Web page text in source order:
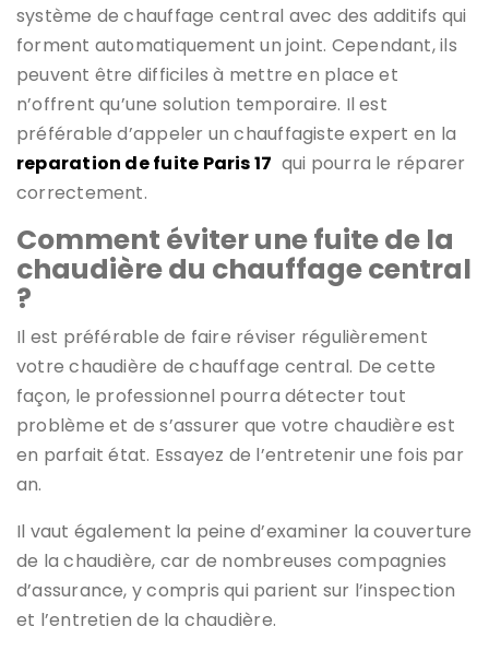
système de chauffage central avec des additifs qui
forment automatiquement un joint. Cependant, ils
peuvent être difficiles à mettre en place et
n’offrent qu’une solution temporaire. Il est
préférable d’appeler un chauffagiste expert en la
reparation de fuite Paris 17 qui pourra le réparer
correctement.
Comment éviter une fuite de la
chaudière du chauffage central
?
Il est préférable de faire réviser régulièrement
votre chaudière de chauffage central. De cette
façon, le professionnel pourra détecter tout
problème et de s’assurer que votre chaudière est
en parfait état. Essayez de l’entretenir une fois par
an.
Il vaut également la peine d’examiner la couverture
de la chaudière, car de nombreuses compagnies
d’assurance, y compris qui parient sur l’inspection
et l’entretien de la chaudière.